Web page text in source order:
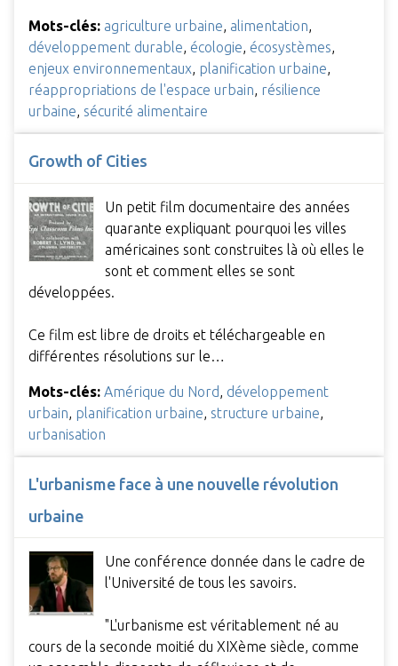
Mots-clés: agriculture urbaine, alimentation,
développement durable, écologie, écosystèmes,
enjeux environnementaux, planification urbaine,
réappropriations de l'espace urbain, résilience
urbaine, sécurité alimentaire
Growth of Cities
Un petit film documentaire des années
quarante expliquant pourquoi les villes
américaines sont construites là où elles le
sont et comment elles se sont
développées.
Ce film est libre de droits et téléchargeable en
différentes résolutions sur le…
Mots-clés: Amérique du Nord
développement
urbain planification urbaine structure urbaine
urbanisation
L'urbanisme face à une nouvelle révolution
urbaine
Une conférence donnée dans le cadre de
l'Université de tous les savoirs.
"L'urbanisme est véritablement né au
cours de la seconde moitié du XIXème siècle, comme